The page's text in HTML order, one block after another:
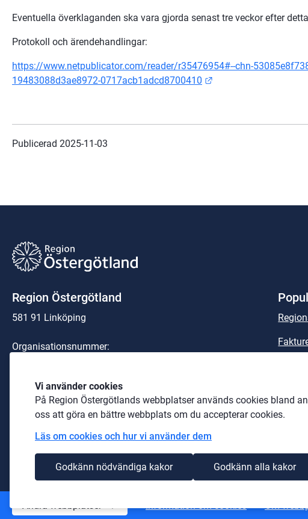
Vi använder cookies
På Region Östergötlands webbplatser används cookies bland
oss att göra en bättre webbplats om du accepterar cookies.
Läs om cookies och hur vi använder dem
Godkänn nödvändiga kakor Godkänn alla kakor
Eventuella överklaganden ska vara gjorda senast tre veckor efter
Protokoll och ärendehandlingar:
https://www.netpublicator.com/reader/r35476954#--chn-
19483088d3ae8972-0717acb1adcd8700410
Publicerad 2025-11-03
Region Östergötland
581 91 Linköping
Organisationsnummer:
Telefon: 010-103 00 00 (växel)
region@regionostergotland.se